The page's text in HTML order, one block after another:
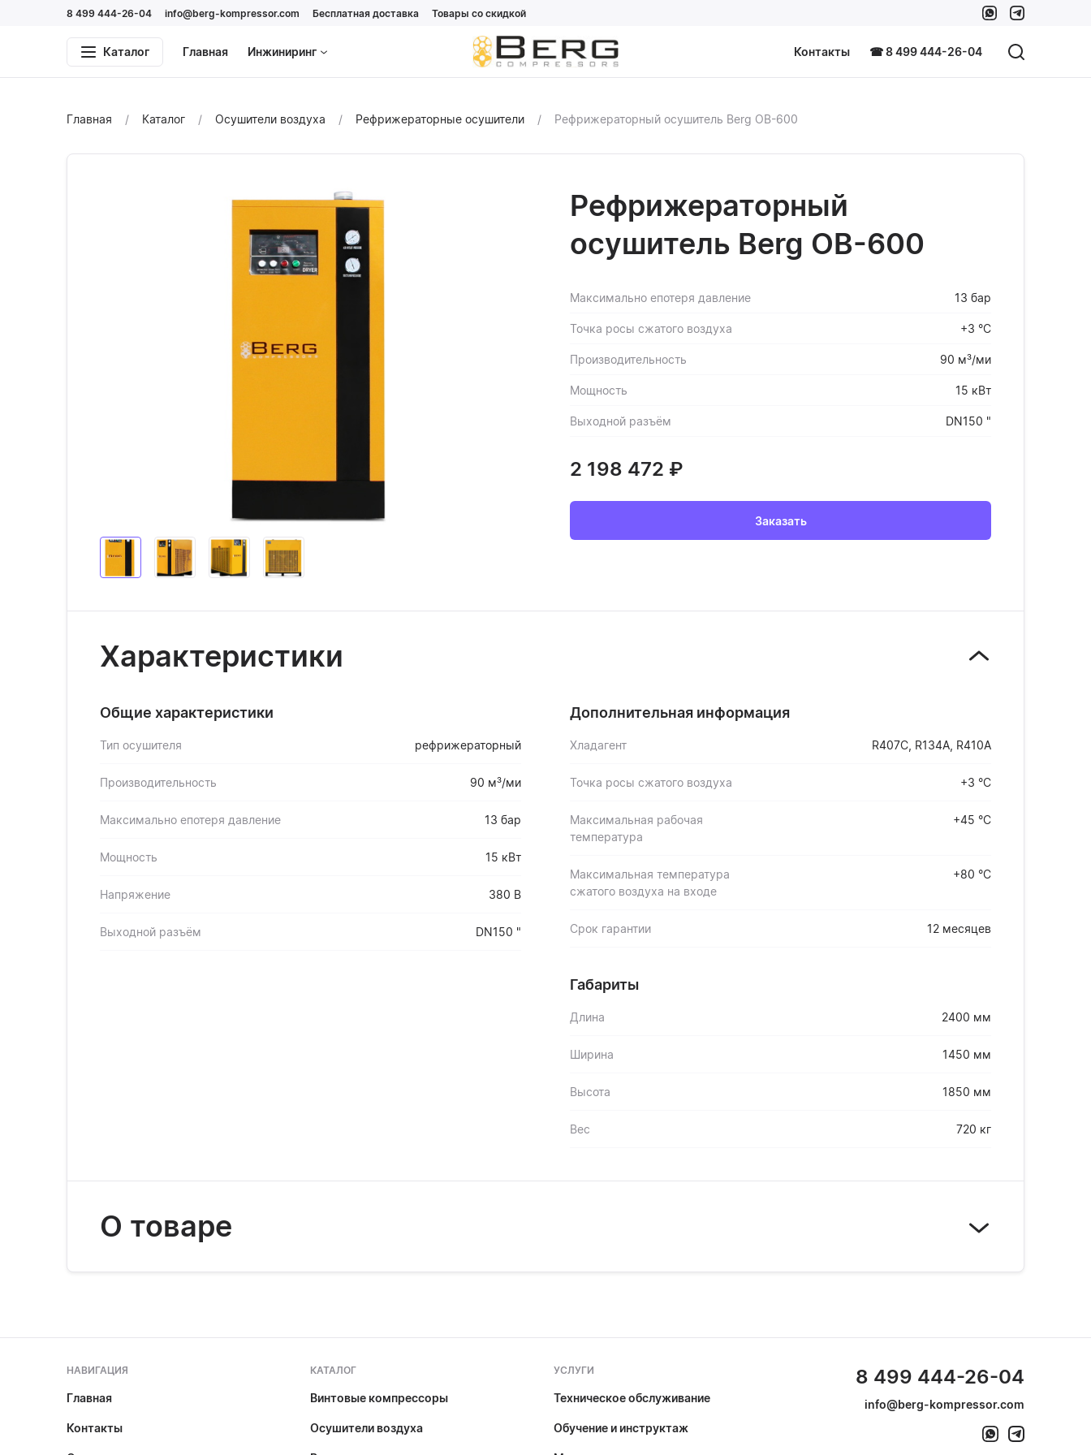
8 499 444-26-04 info@berg-kompressor.com Бесплатная доставка Товары со скидкой
Каталог Главная Инжиниринг Контакты ☎ 8 499 444-26-04
Главная Каталог Осушители воздуха Рефрижераторные осушители Рефрижераторный осушитель Berg OB-600
Рефрижераторный
осушитель Berg OB-600
Максимально епотеря давление 13 бар
Точка росы сжатого воздуха +3 °С
Производительность 90 м³/ми
Мощность 15 кВт
Выходной разъём DN150 "
2 198 472 ₽
Заказать
Характеристики
Общие характеристики
Тип осушителя рефрижераторный
Производительность 90 м³/ми
Максимально епотеря давление 13 бар
Мощность 15 кВт
Напряжение 380 В
Выходной разъём DN150 "
Дополнительная информация
Хладагент R407C, R134A, R410A
Точка росы сжатого воздуха +3 °С
Максимальная рабочая
температура
+45 °С
Максимальная температура
сжатого воздуха на входе
+80 °С
Срок гарантии 12 месяцев
Габариты
Длина 2400 мм
Ширина 1450 мм
Высота 1850 мм
Вес 720 кг
О товаре
НАВИГАЦИЯ
Главная
Контакты
КАТАЛОГ
Винтовые компрессоры
Осушители воздуха
УСЛУГИ
Техническое обслуживание
Обучение и инструктаж
8 499 444-26-04
info@berg-kompressor.com